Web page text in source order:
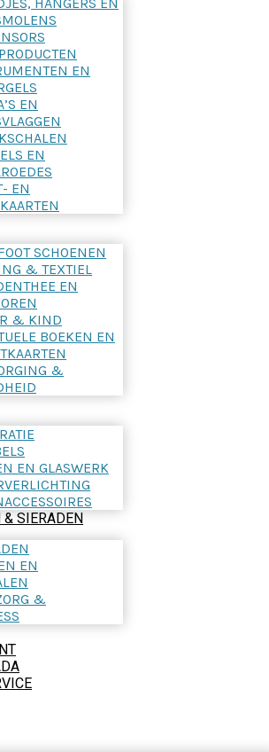
EN
EN
EN
EN
SCHOENEN
& TEXTIEL
EN
& KIND
BOEKEN EN
&
EN GLASWERK
& SIERADEN
EN
&